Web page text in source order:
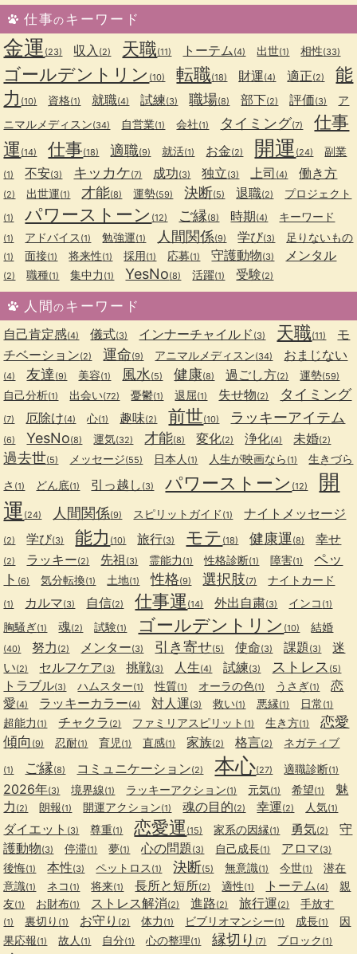
仕事のキーワード
金運 (23) 収入 (2) 天職(11) トーテム(4) 出世(1) 相性(33)
ゴールデントリン (10) 転職(18) 財運(4) 適正(2)
能
力 (10) 資格(1) 就職(4) 試練(3) 職場(8) 部下(2) 評価(3)
ア
ニマルメディスン(34) 自営業(1) 会社(1) タイミング(7)
仕事
運 (14) 仕事(18) 適職(9) 就活(1) お金(2) 開運 (24) 副業
(1) 不安(3) キッカケ(7) 成功(3) 独立(3) 上司 (4) 働き方
(2) 出世運(1) 才能(8) 運勢(59) 決断(5) 退職(2) プロジェクト
(1) パワーストーン (12) ご縁(8) 時期(4) キーワード
(1) アドバイス (1) 勉強運(1) 人間関係(9) 学び(3) 足りないもの
(1) 面接(1) 将来性(1) 採用(1) 応募(1) 守護動物(3) メンタル
(2) 職種(1) 集中力 (1) YesNo(8) 活躍(1) 受験(2)
人間のキーワード
自己肯定感(4) 儀式(3) インナーチャイルド (3) 天職(11)
モ
チベーション(2) 運命(9) アニマルメディスン(34) おまじない
(4) 友達 (9) 美容(1) 風水(5) 健康(8) 過ごし方(2) 運勢(59)
自己分析(1) 出会い(72) 憂鬱(1) 退屈(1) 失せ物(2) タイミング
(7) 厄除け(4) 心(1) 趣味(2) 前世(10) ラッキーアイテム
(6) YesNo(8) 運気(32) 才能(8) 変化(2) 浄化(4) 未婚(2)
過去世(5) メッセージ(55) 日本人 (1) 人生が映画なら (1)
生きづら
さ (1) どん底(1) 引っ越し (3) パワーストーン (12)
開
運 (24) 人間関係(9) スピリットガイド (1) ナイトメッセージ
(2) 学び(3) 能力 (10) 旅行(3) モテ (18) 健康運(8) 幸せ
(2) ラッキー(2) 先祖 (3) 霊能力 (1) 性格診断(1) 障害(1)
ペッ
ト (6) 気分転換(1) 土地(1) 性格(9) 選択肢(7) ナイトカード
(1) カルマ(3) 自信(2) 仕事運 (14) 外出自粛(3) インコ (1)
胸騒ぎ(1) 魂(2) 試験(1) ゴールデントリン (10) 結婚
(40) 努力 (2) メンター(3) 引き寄せ(5) 使命(3) 課題(3)
迷
い(2) セルフケア(3) 挑戦(3) 人生(4) 試練(3) ストレス (5)
トラブル(3) ハムスター(1) 性質(1) オーラの色(1) うさぎ(1)
恋
愛(4) ラッキーカラー(4) 対人運(3) 救い(1) 悪縁(1) 日常 (1)
超能力 (1) チャクラ (2) ファミリアスピリット (1) 生き方(1)
恋愛
傾向 (9) 忍耐(1) 育児(1) 直感(1) 家族(2) 格言(2) ネガティブ
(1) ご縁(8) コミュニケーション(2) 本心(27) 適職診断(1)
2026年(3) 境界線(1) ラッキーアクション(1) 元気(1) 希望(1)
魅
力 (2) 朗報(1) 開運アクション(1) 魂の目的(2) 幸運(2) 人気(1)
ダイエット (3) 尊重(1) 恋愛運 (15) 家系の因縁(1) 勇気(2)
守
護動物(3) 停滞(1) 夢(1) 心の問題(3) 自己成長(1) アロマ(3)
後悔(1) 本性(3) ペットロス (1) 決断(5) 無意識(1) 今世(1)
潜在
意識(1) ネコ (1) 将来(1) 長所と短所(2) 適性(1) トーテム(4)
親
友(1) お財布(1) ストレス解消(2) 進路(2) 旅行運(2) 手放す
(1) 裏切り (1) お守り (2) 体力 (1) ビブリオマンシー(1) 成長(1)
因
果応報(1) 故人 (1) 自分(1) 心の整理(1) 縁切り (7) ブロック (1)